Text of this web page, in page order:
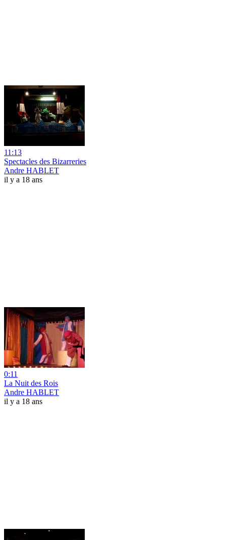
11:13
Spectacles des Bizarreries
Andre HABLET
il y a 18 ans
0:11
La Nuit des Rois
Andre HABLET
il y a 18 ans